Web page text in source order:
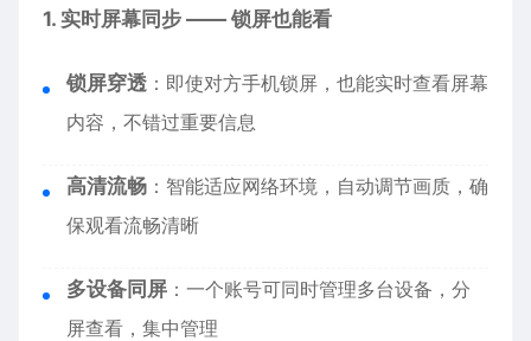
1. 实时屏幕同步 —— 锁屏也能看
锁屏穿透 ：即使对方手机锁屏，也能实时查看屏幕
内容，不错过重要信息
高清流畅 ：智能适应网络环境，自动调节画质，确
保观看流畅清晰
多设备同屏 ：一个账号可同时管理多台设备，分
屏查看，集中管理